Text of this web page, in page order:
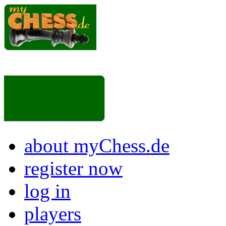
about myChess.de
register now
log in
players